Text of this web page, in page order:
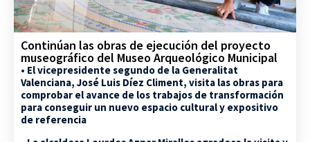
Continúan las obras de ejecución del proyecto
museográfico del Museo Arqueológico Municipal
• El vicepresidente segundo de la Generalitat
Valenciana, José Luis Díez Climent, visita las obras para
comprobar el avance de los trabajos de transformación
para conseguir un nuevo espacio cultural y expositivo
de referencia